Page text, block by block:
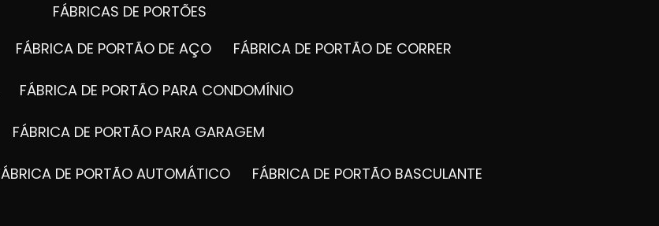
FÁBRICAS DE PORTÕES
FÁBRICA DE PORTÃO DE AÇO FÁBRICA DE PORTÃO DE CORRER
FÁBRICA DE PORTÃO PARA CONDOMÍNIO
FÁBRICA DE PORTÃO PARA GARAGEM
FÁBRICA DE PORTÃO AUTOMÁTICO FÁBRICA DE PORTÃO BASCULANTE